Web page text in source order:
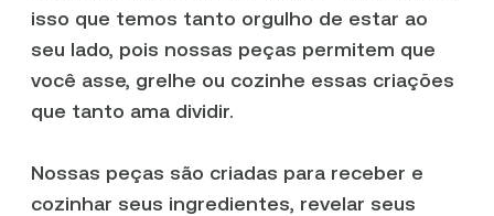
isso que temos tanto orgulho de estar ao
seu lado, pois nossas peças permitem que
você asse, grelhe ou cozinhe essas criações
que tanto ama dividir.
Nossas peças são criadas para receber e
cozinhar seus ingredientes, revelar seus